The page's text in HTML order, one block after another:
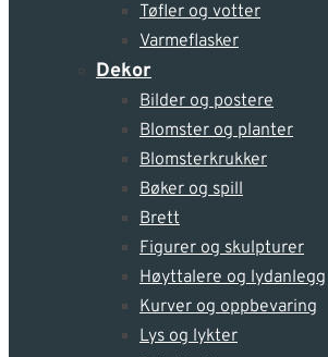
Tøfler og votter
Varmeflasker
Dekor
Bilder og postere
Blomster og planter
Blomsterkrukker
Bøker og spill
Brett
Figurer og skulpturer
Høyttalere og lydanlegg
Kurver og oppbevaring
Lys og lykter